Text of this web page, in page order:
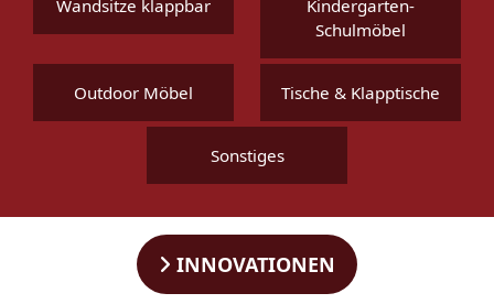
Wandsitze klappbar
Kindergarten-
Schulmöbel
Outdoor Möbel Tische & Klapptische
Sonstiges
INNOVATIONEN